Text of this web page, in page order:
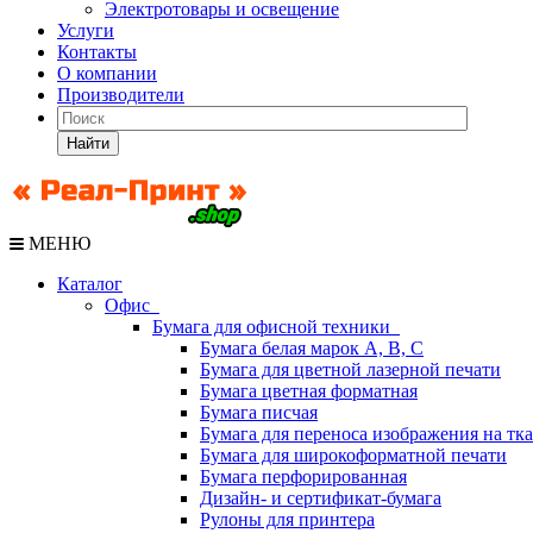
Электротовары и освещение
Услуги
Контакты
О компании
Производители
Найти
МЕНЮ
Каталог
Офис
Бумага для офисной техники
Бумага белая марок А, В, С
Бумага для цветной лазерной печати
Бумага цветная форматная
Бумага писчая
Бумага для переноса изображения на
Бумага для широкоформатной печати
Бумага перфорированная
Дизайн- и сертификат-бумага
Рулоны для принтера